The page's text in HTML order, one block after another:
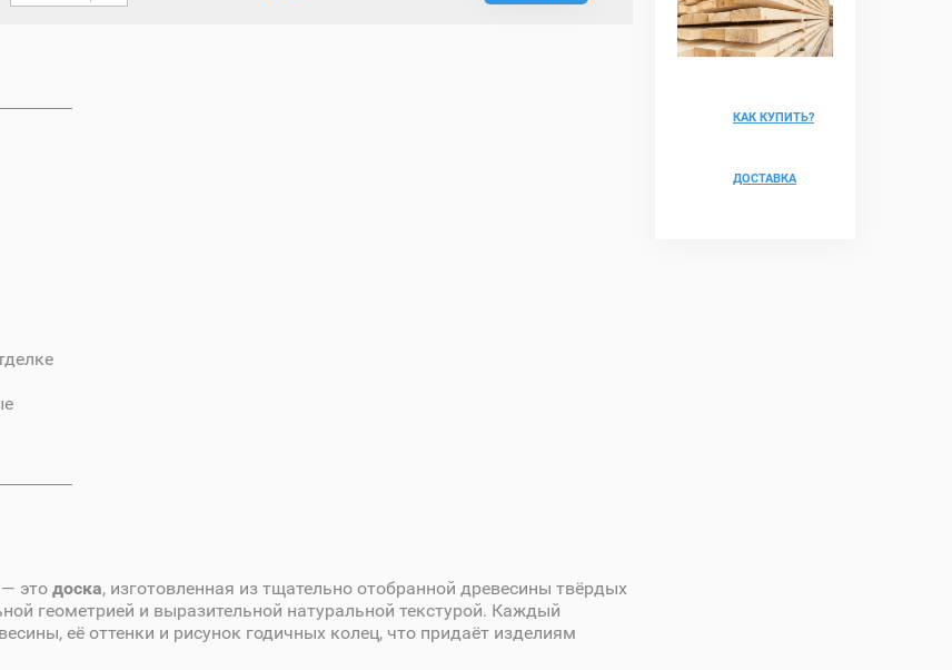
это доска, изготовленная из тщательно отобранной древесины твёрдых
геометрией и выразительной натуральной текстурой. Каждый
её оттенки и рисунок годичных колец, что придаёт изделиям
КАК КУПИТЬ?
ДОСТАВКА